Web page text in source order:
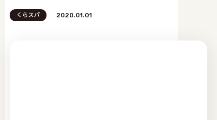
くらスパ 2020.01.01